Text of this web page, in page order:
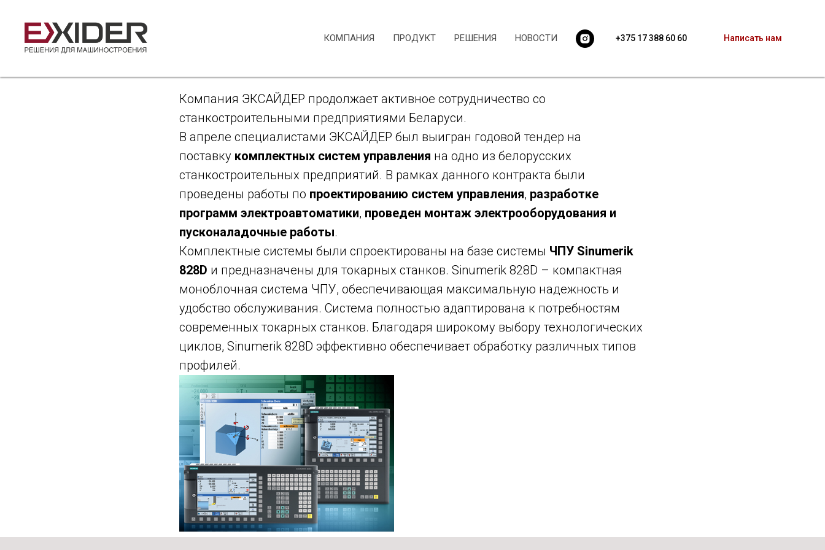
КОМПАНИЯ ПРОДУКТ РЕШЕНИЯ НОВОСТИ +375 17 388 60 60 Написать нам
в белорусском станкостроении
Компания ЭКСАЙДЕР продолжает активное сотрудничество со
станкостроительными предприятиями Беларуси.
В апреле специалистами ЭКСАЙДЕР был выигран годовой тендер на
поставку комплектных систем управления на одно из белорусских
станкостроительных предприятий. В рамках данного контракта были
проведены работы по проектированию систем управления, разработке
программ электроавтоматики, проведен монтаж электрооборудования и
пусконаладочные работы.
Комплектные системы были спроектированы на базе системы ЧПУ Sinumerik
828D и предназначены для токарных станков. Sinumerik 828D – компактная
моноблочная система ЧПУ, обеспечивающая максимальную надежность и
удобство обслуживания. Система полностью адаптирована к потребностям
современных токарных станков. Благодаря широкому выбору технологических
циклов, Sinumerik 828D эффективно обеспечивает обработку различных типов
профилей.